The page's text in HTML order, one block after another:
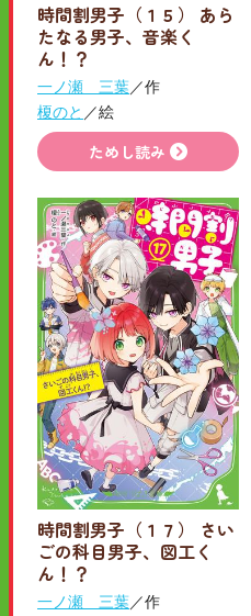
時間割男子（１５） あら
たなる男子、音楽く
ん！？
一ノ瀬 三葉／作
榎のと ／絵
ためし読み
時間割男子（１７） さい
ごの科目男子、図工く
ん！？
一ノ瀬 三葉／作